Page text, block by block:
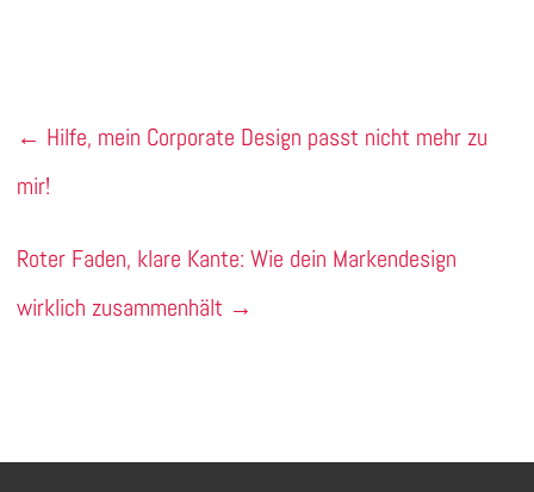
← Hilfe, mein Corporate Design passt nicht mehr zu
mir!
Roter Faden, klare Kante: Wie dein Markendesign
wirklich zusammenhält →